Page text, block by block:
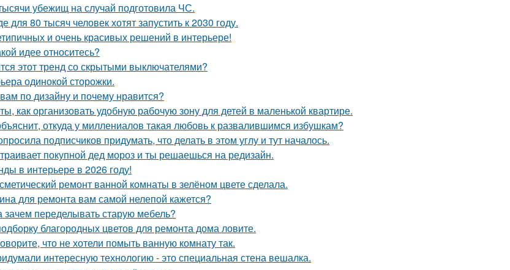
убежищ на случай подготовила ЧС.
для 80 тысяч человек хотят запустить к 2030 году.
и очень красивых решений в интерьере!
идее относитесь?
этот тренд со скрытыми выключателями?
одинокой сторожки.
по дизайну и почему нравится?
как организовать удобную рабочую зону для детей в маленькой квартире.
откуда у миллениалов такая любовь к развалившимся избушкам?
подписчиков придумать, что делать в этом углу и тут началось.
покупной дед мороз и ты решаешься на редизайн.
в интерьере в 2026 году!
ремонт ванной комнаты в зелёном цвете сделала.
для ремонта вам самой нелепой кажется?
зачем переделывать старую мебель?
благородных цветов для ремонта дома ловите.
что не хотели помыть ванную комнату так.
интересную технологию - это специальная стена вешалка.